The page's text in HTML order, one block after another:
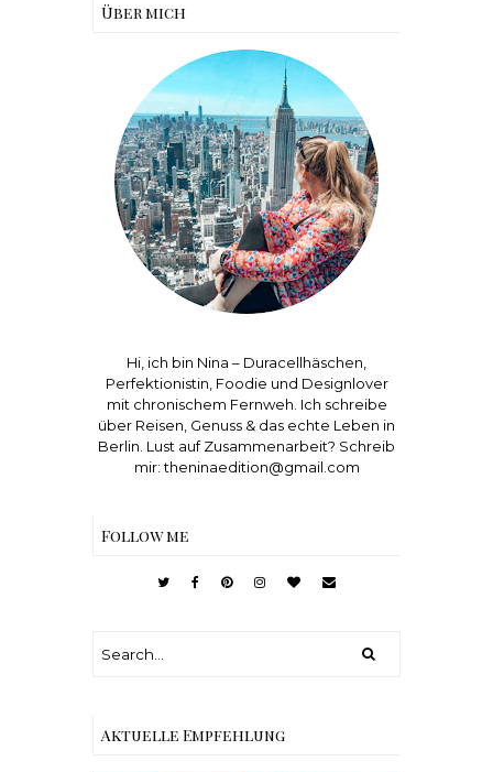
Über mich
Hi, ich bin Nina – Duracellhäschen,
Perfektionistin, Foodie und Designlover
mit chronischem Fernweh. Ich schreibe
über Reisen, Genuss & das echte Leben in
Berlin. Lust auf Zusammenarbeit? Schreib
mir: theninaedition@gmail.com
Follow me
Aktuelle Empfehlung